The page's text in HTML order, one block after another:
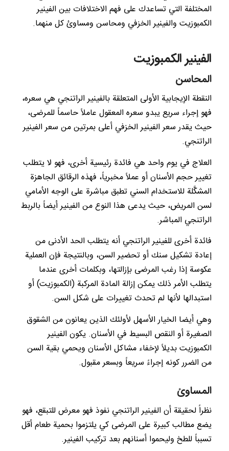
المختلفة التي تساعدك على فهم الاختلافات بين الفينير
الكمبوزيت والفينير الخزفي ومحاسن ومساوئ كل منهما.
الفينير الكمبوزيت
المحاسن
النقطة الإيجابية الأولى المتعلقة بالفينير الراتنجي هي سعره،
فهو إجراء سريع يبدو سعره المعقول عاملاً حاسماً للمرضى،
حيث يقدر سعر الفينير الخزفي أعلى بمرتين من سعر الفينير
الراتنجي.
العلاج في يوم واحد هي فائدة رئيسية أخرى، فهو لا يتطلب
تغيير حجم الأسنان أو عملاً مخبرياً، فهذه الرقائق الجاهزة
المشكَّلة للاستخدام السني تطبق مباشرة على الوجه الأمامي
لسن المريض، حيث يدعى هذا النوع من الفينير أيضاً بالربط
الراتنجي المباشر.
فائدة أخرى للفينير الراتنجي أنه يتطلب الحد الأدنى من
إعادة تشكيل سنك أو تحضير السن، وبالنتيجة فإن العملية
عكوسة إذا رغب المرضى بإزالتها، وبكلمات أخرى عندما
يتطلب الأمر ذلك يمكن إزالة المادة المركبة (الكمبوزيت) أو
استبدالها لأنها لم تحدث تغييرات على شكل السن.
وهي أيضا الخيار الأسهل لأولئك الذين يعانون من الشقوق
الصغيرة أو النقص البسيط في الأسنان. يكون الفينير
الكمبوزيت بديلاً لإخفاء مشاكل الأسنان ويحمي بقية السن
من الضرر كونه إجراءً سريعاً وبسعر مقبول.
المساوئ
نظراً لحقيقة أن الفينير الراتنجي نفوذ فهو معرض للتبقع، فهو
يضع مطالب كبيرة على المرضى كي يلتزموا بحمية طعام أقل
تسبباً للطخ وليحموا أسنانهم بعد تركيب الفينير.